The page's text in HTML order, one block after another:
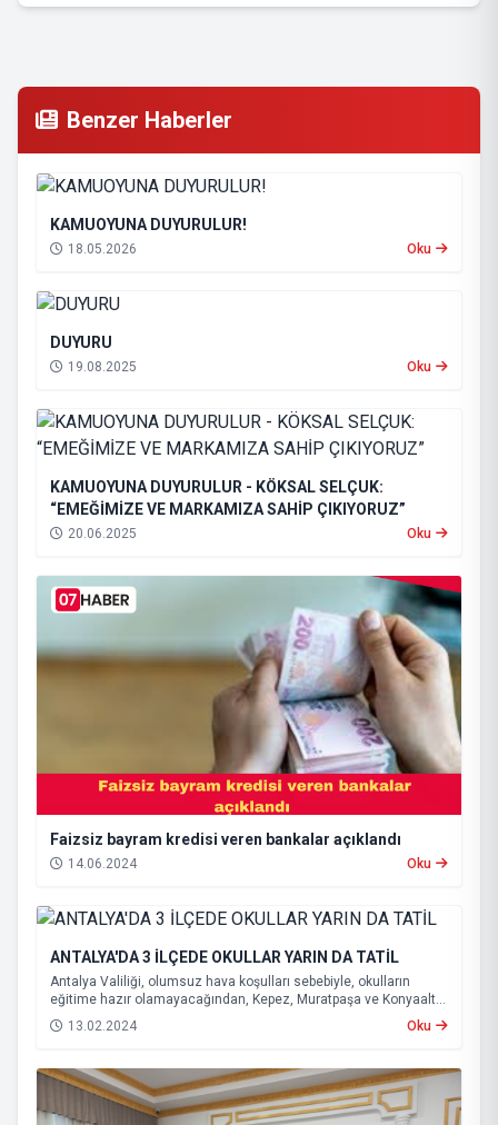
Benzer Haberler
KAMUOYUNA DUYURULUR!
18.05.2026 Oku
DUYURU
19.08.2025 Oku
KAMUOYUNA DUYURULUR - KÖKSAL SELÇUK:
“EMEĞİMİZE VE MARKAMIZA SAHİP ÇIKIYORUZ”
20.06.2025 Oku
Faizsiz bayram kredisi veren bankalar açıklandı
14.06.2024 Oku
ANTALYA'DA 3 İLÇEDE OKULLAR YARIN DA TATİL
Antalya Valiliği, olumsuz hava koşulları sebebiyle, okulların
eğitime hazır olamayacağından, Kepez, Muratpaşa ve Konyaaltı
ilçelerinde eğitime yarın da ara verileceğini açıkladı.
13.02.2024 Oku